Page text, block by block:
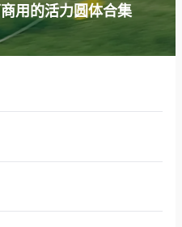
用的活力圆体合集